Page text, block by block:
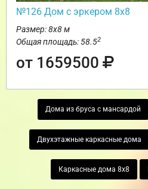
№126 Дом с эркером 8х8
Размер: 8х8 м
Общая площадь: 58.52
от 1659500
Дома из бруса с мансардой
Двухэтажные каркасные дома
Каркасные дома 8х8